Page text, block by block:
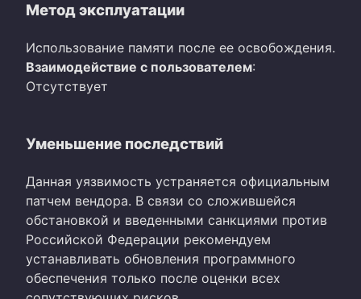
Метод эксплуатации
Использование памяти после ее освобождения.
Взаимодействие с пользователем:
Отсутствует
Уменьшение последствий
Данная уязвимость устраняется официальным
патчем вендора. В связи со сложившейся
обстановкой и введенными санкциями против
Российской Федерации рекомендуем
устанавливать обновления программного
обеспечения только после оценки всех